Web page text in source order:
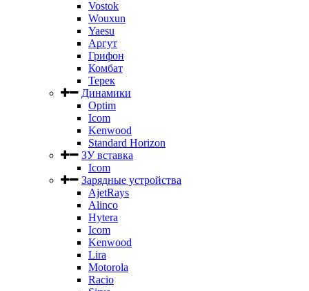
Vostok
Wouxun
Yaesu
Аргут
Грифон
Комбат
Терек
Динамики
Optim
Icom
Kenwood
Standard Horizon
ЗУ вставка
Icom
Зарядные устройства
AjetRays
Alinco
Hytera
Icom
Kenwood
Lira
Motorola
Racio